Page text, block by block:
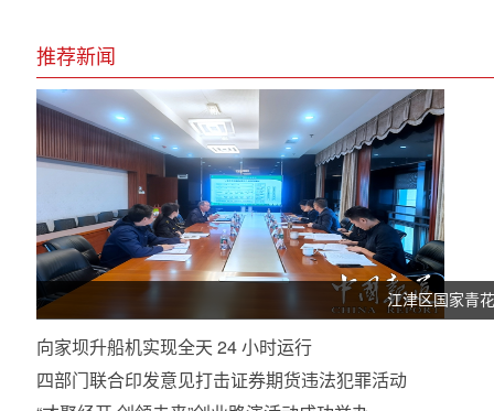
推荐新闻
江津区国家青
向家坝升船机实现全天 24 小时运行
四部门联合印发意见打击证券期货违法犯罪活动